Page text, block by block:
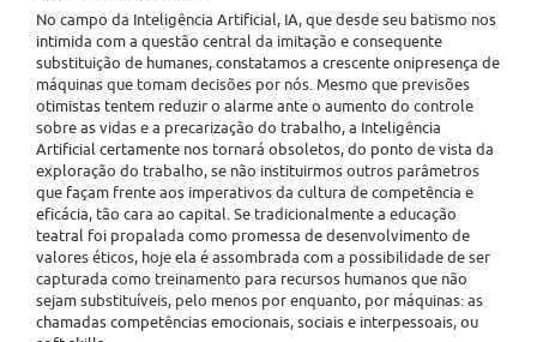
No campo da Inteligência Artificial, IA, que desde seu batismo nos
intimida com a questão central da imitação e consequente
substituição de humanes, constatamos a crescente onipresença de
máquinas que tomam decisões por nós. Mesmo que previsões
otimistas tentem reduzir o alarme ante o aumento do controle
sobre as vidas e a precarização do trabalho, a Inteligência
Artificial certamente nos tornará obsoletos, do ponto de vista da
exploração do trabalho, se não instituirmos outros parâmetros
que façam frente aos imperativos da cultura de competência e
eficácia, tão cara ao capital. Se tradicionalmente a educação
teatral foi propalada como promessa de desenvolvimento de
valores éticos, hoje ela é assombrada com a possibilidade de ser
capturada como treinamento para recursos humanos que não
sejam substituíveis, pelo menos por enquanto, por máquinas: as
chamadas competências emocionais, sociais e interpessoais, ou